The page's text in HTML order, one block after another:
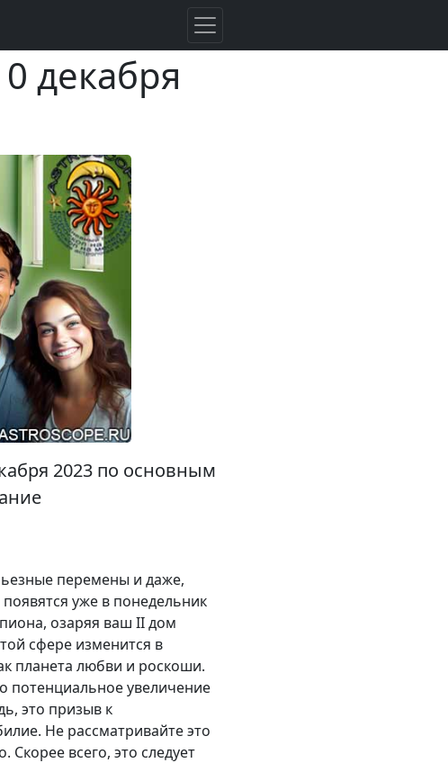
декабря
2023 по основным
перемены и даже,
уже в понедельник
озаряя ваш II дом
сфере изменится в
планета любви и роскоши.
потенциальное увеличение
это призыв к
Не рассматривайте это
Скорее всего, это следует